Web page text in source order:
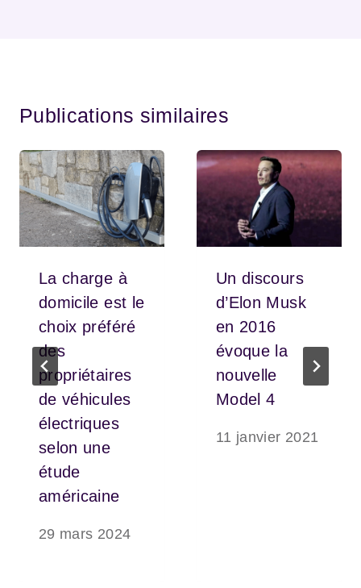
Publications similaires
La charge à
domicile est le
choix préféré
des
propriétaires
de véhicules
électriques
selon une
étude
américaine
29 mars 2024
Un discours
d’Elon Musk
en 2016
évoque la
nouvelle
Model 4
11 janvier 2021